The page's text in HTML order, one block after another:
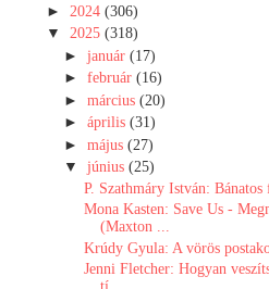
► 2024 (306)
▼ 2025 (318)
►január(17)
►február(16)
►március(20)
►április(31)
►május(27)
▼ június(25)
P. Szathmáry István:
Mona Kasten: Save Us -
(Maxton ...
Krúdy Gyula: A vörös
Jenni Fletcher: Hogyan